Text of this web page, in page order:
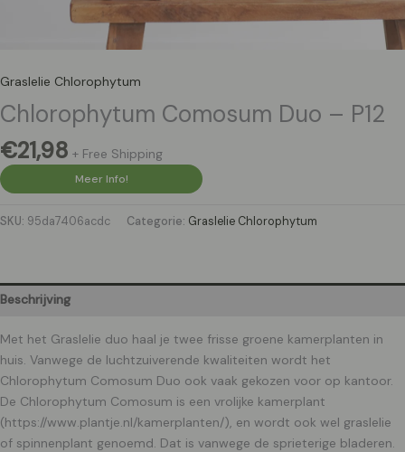
Graslelie Chlorophytum
Chlorophytum Comosum Duo – P12
€21,98 + Free Shipping
Meer Info!
SKU: 95da7406acdc Categorie: Graslelie Chlorophytum
Beschrijving
Met het Graslelie duo haal je twee frisse groene kamerplanten in
huis. Vanwege de luchtzuiverende kwaliteiten wordt het
Chlorophytum Comosum Duo ook vaak gekozen voor op kantoor.
De Chlorophytum Comosum is een vrolijke kamerplant
(https://www.plantje.nl/kamerplanten/), en wordt ook wel graslelie
of spinnenplant genoemd. Dat is vanwege de sprieterige bladeren.